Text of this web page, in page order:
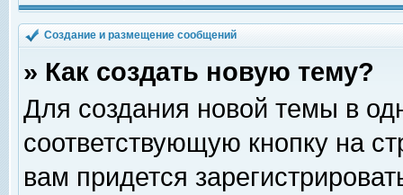
Создание и размещение сообщений
» Как создать новую тему?
Для создания новой темы в
соответствующую кнопку на
вам придется